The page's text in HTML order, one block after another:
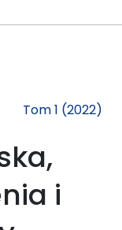
Tom 1 (2022)
i